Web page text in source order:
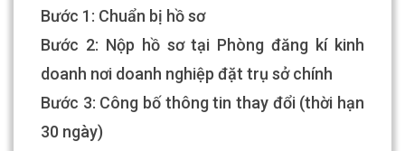
Bước 1: Chuẩn bị hồ sơ
Bước 2: Nộp hồ sơ tại Phòng đăng kí kinh
doanh nơi doanh nghiệp đặt trụ sở chính
Bước 3: Công bố thông tin thay đổi (thời hạn
30 ngày)